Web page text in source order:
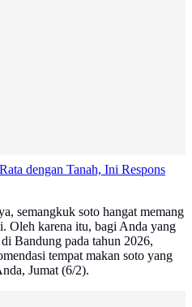
dengan Tanah, Ini Respons
semangkuk soto hangat memang
Oleh karena itu, bagi Anda yang
Bandung pada tahun 2026,
tempat makan soto yang
Jumat (6/2).